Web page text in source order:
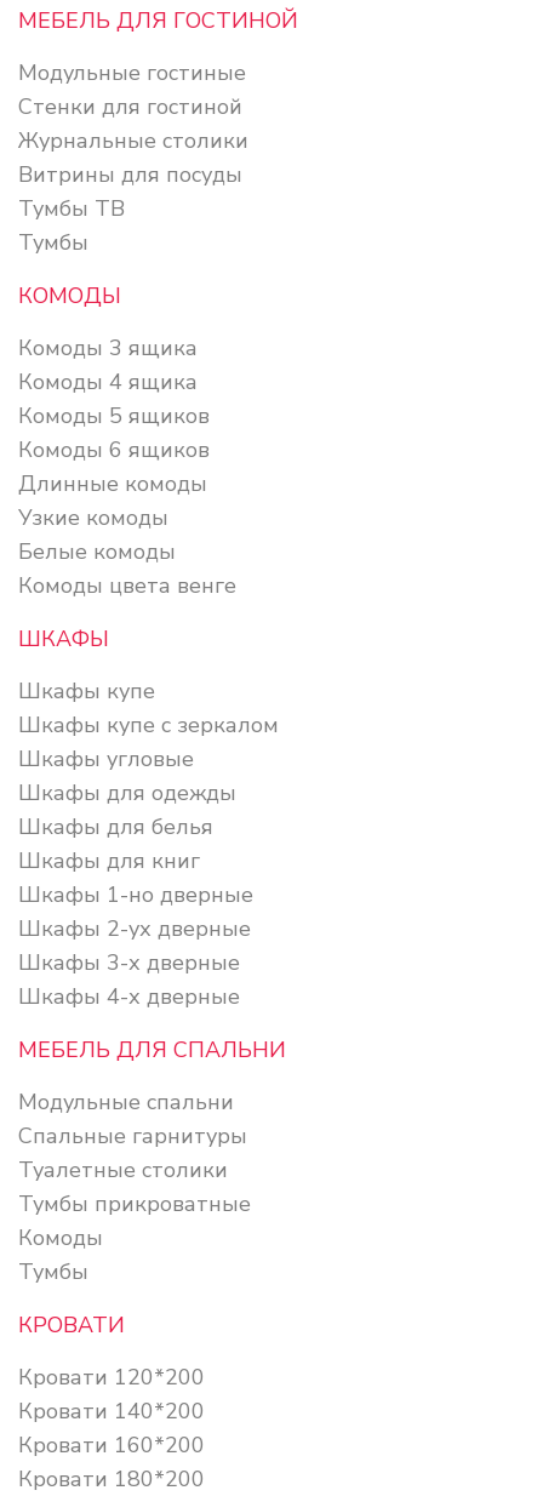
МЕБЕЛЬ ДЛЯ ГОСТИНОЙ
Модульные гостиные
Стенки для гостиной
Журнальные столики
Витрины для посуды
Тумбы ТВ
Тумбы
КОМОДЫ
Комоды 3 ящика
Комоды 4 ящика
Комоды 5 ящиков
Комоды 6 ящиков
Длинные комоды
Узкие комоды
Белые комоды
Комоды цвета венге
ШКАФЫ
Шкафы купе
Шкафы купе с зеркалом
Шкафы угловые
Шкафы для одежды
Шкафы для белья
Шкафы для книг
Шкафы 1-но дверные
Шкафы 2-ух дверные
Шкафы 3-х дверные
Шкафы 4-х дверные
МЕБЕЛЬ ДЛЯ СПАЛЬНИ
Модульные спальни
Спальные гарнитуры
Туалетные столики
Тумбы прикроватные
Комоды
Тумбы
КРОВАТИ
Кровати 120*200
Кровати 140*200
Кровати 160*200
Кровати 180*200